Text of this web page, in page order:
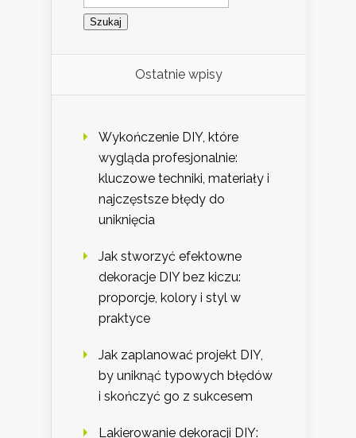
Ostatnie wpisy
Wykończenie DIY, które
wygląda profesjonalnie:
kluczowe techniki, materiały i
najczęstsze błędy do
uniknięcia
Jak stworzyć efektowne
dekoracje DIY bez kiczu:
proporcje, kolory i styl w
praktyce
Jak zaplanować projekt DIY,
by uniknąć typowych błędów
i skończyć go z sukcesem
Lakierowanie dekoracji DIY: